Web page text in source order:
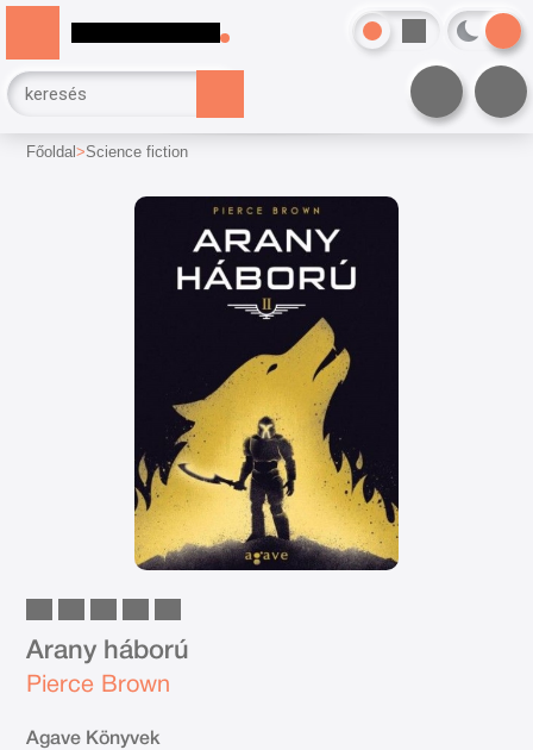
Főoldal Science fiction
Arany háború
Pierce Brown
Agave Könyvek